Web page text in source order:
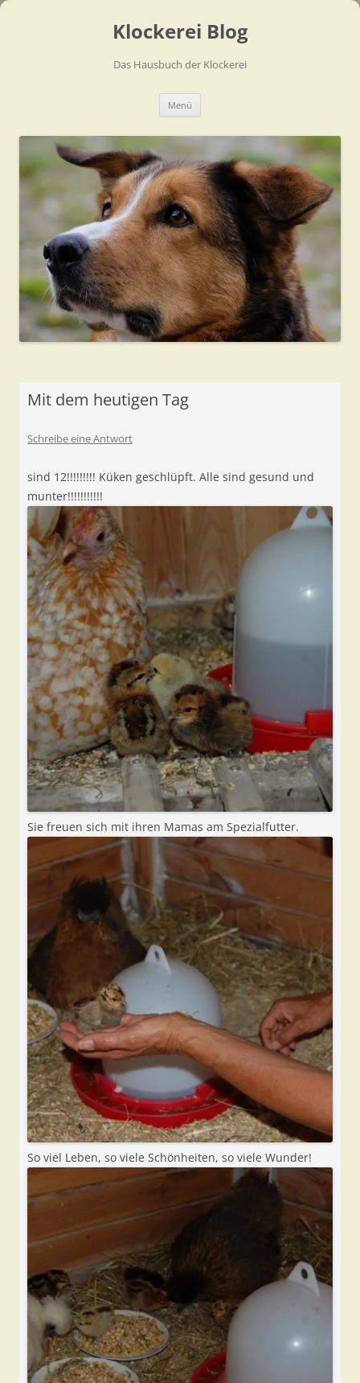
Klockerei Blog
Das Hausbuch der Klockerei
Menü
Mit dem heutigen Tag
Schreibe eine Antwort
sind 12!!!!!!!!! Küken geschlüpft. Alle sind gesund und
munter!!!!!!!!!!!
Sie freuen sich mit ihren Mamas am Spezialfutter.
So viel Leben, so viele Schönheiten, so viele Wunder!